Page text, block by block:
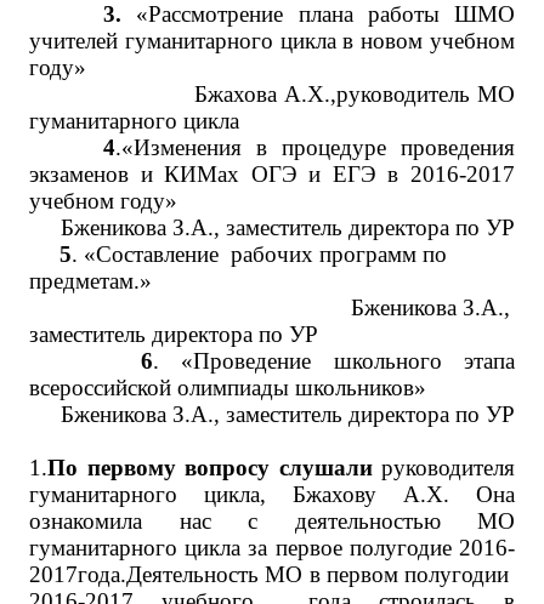
3. «Рассмотрение плана работы ШМО
учителей гуманитарного цикла в новом учебном
году»
Бжахова А.Х.,руководитель МО
гуманитарного цикла
4.«Изменения в процедуре проведения
экзаменов и КИМах ОГЭ и ЕГЭ в 2016-2017
учебном году»
Бженикова З.А., заместитель директора по УР
5. «Составление рабочих программ по
предметам.»
Бженикова З.А.,
заместитель директора по УР
6. «Проведение школьного этапа
всероссийской олимпиады школьников»
Бженикова З.А., заместитель директора по УР
1.По первому вопросу слушалируководителя
гуманитарного цикла, Бжахову А.Х. Она
ознакомила нас с деятельностью МО
гуманитарного цикла за первое полугодие 2016-
2017года.Деятельность МО в первом полугодии